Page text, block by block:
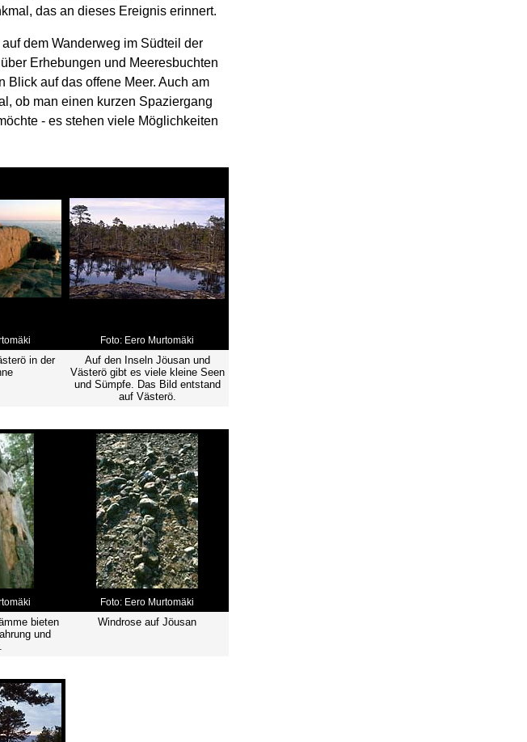
das an dieses Ereignis erinnert.
dem Wanderweg im Südteil der
Erhebungen und Meeresbuchten
Blick auf das offene Meer. Auch am
ob man einen kurzen Spaziergang
- es stehen viele Möglichkeiten
Foto: Eero Murtomäki
in der
Auf den Inseln Jöusan und
Västerö gibt es viele kleine Seen
und Sümpfe. Das Bild entstand
auf Västerö.
Foto: Eero Murtomäki
bieten
und
Windrose auf Jöusan